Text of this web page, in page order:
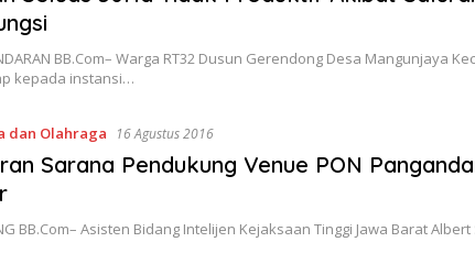
BB.Com– Warga RT32 Dusun Gerendong Desa Mangunjaya
kepada instansi…
dan Olahraga 16 Agustus 2016
Sarana Pendukung Venue PON
BB.Com– Asisten Bidang Intelijen Kejaksaan Tinggi Jawa Barat